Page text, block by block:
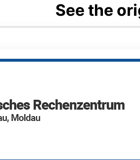
See the